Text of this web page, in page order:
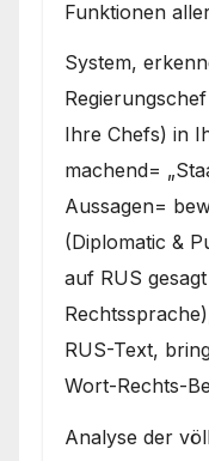
Funktionen
System,
Ihre Chefs) in
machend=
Aussagen=
(Diplomatic &
auf RUS
RUS-Text,
Wort-Rechts-
Analyse der